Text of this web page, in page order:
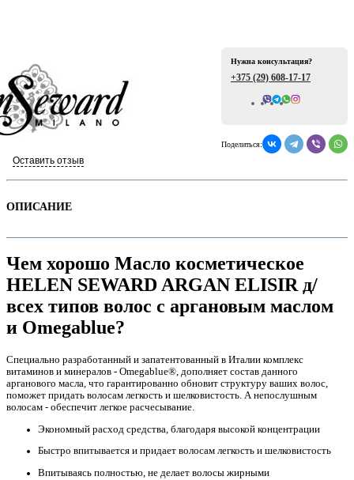
Всего отзывов: 0
Оставить отзыв
Нужна консультация?
+375 (29) 608-17-17
Поделиться:
ОПИСАНИЕ
Чем хорошо Масло косметическое
HELEN SEWARD ARGAN ELISIR д/
всех типов волос с аргановым маслом
и Omegablue?
Специально разработанный и запатентованный в Италии комплекс
витаминов и минералов - Omegablue®, дополняет состав данного
арганового масла, что гарантированно обновит структуру ваших волос,
поможет придать волосам легкость и шелковистость. А непослушным
волосам - обеспечит легкое расчесывание.
Экономный расход средства, благодаря высокой концентрации
Быстро впитывается и придает волосам легкость и шелковистость
Впитываясь полностью, не делает волосы жирными